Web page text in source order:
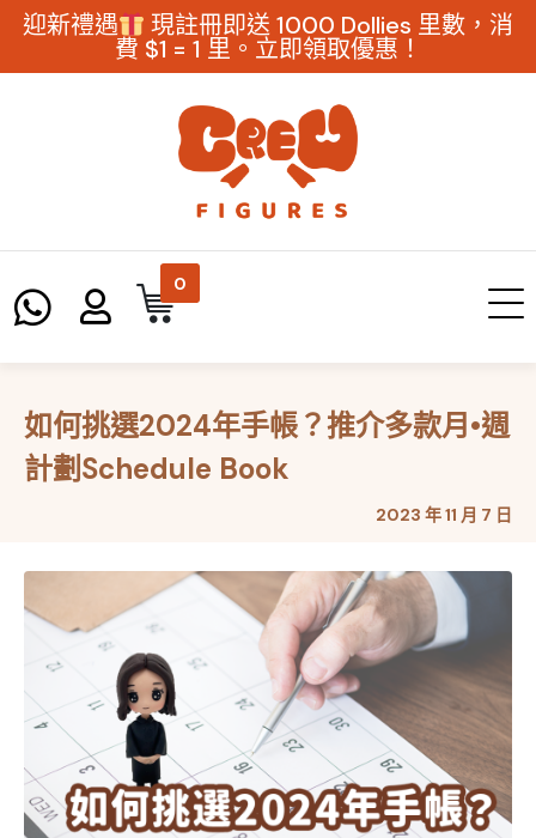
迎新禮遇 現註冊即送 1000 Dollies 里數，消
費 $1 = 1 里。立即領取優惠！
0
如何挑選2024年手帳？推介多款月•週
計劃Schedule Book
2023 年 11 月 7 日